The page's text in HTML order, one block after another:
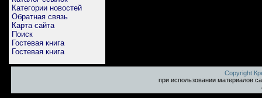
Категории новостей
Обратная связь
Карта сайта
Поиск
Гостевая книга
Гостевая книга
Copyright
при использовании материалов